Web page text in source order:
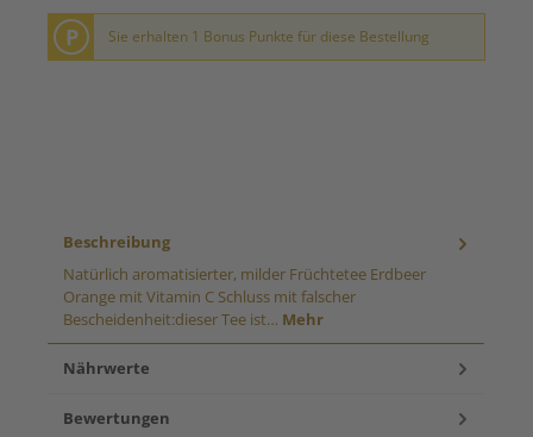
P Sie erhalten 1 Bonus Punkte für diese Bestellung
Beschreibung
Natürlich aromatisierter, milder Früchtetee Erdbeer
Orange mit Vitamin C Schluss mit falscher
Bescheidenheit:dieser Tee ist… Mehr
Nährwerte
Bewertungen